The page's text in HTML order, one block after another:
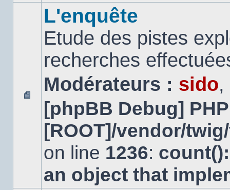
Aucun
message
non
L'enquête
Etude des pistes
recherches
Modérateurs : sido,
[phpBB Debug]
[ROOT]/vendor/
on line 1236:
an object that